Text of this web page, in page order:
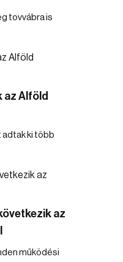
tovvábra is
az Alföld
ki több
az
működési